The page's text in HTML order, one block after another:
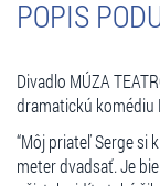
POPIS
Divadlo MÚZA
dramatickú komédiu
“Môj priateľ Serge si
meter dvadsať. Je